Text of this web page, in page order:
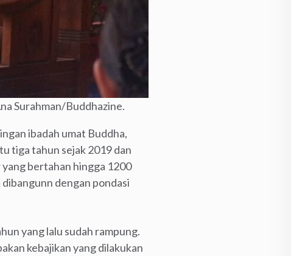
Surahman/Buddhazine.
ibadah umat Buddha,
tiga tahun sejak 2019 dan
bertahan hingga 1200
dengan pondasi
yang lalu sudah rampung.
kebajikan yang dilakukan